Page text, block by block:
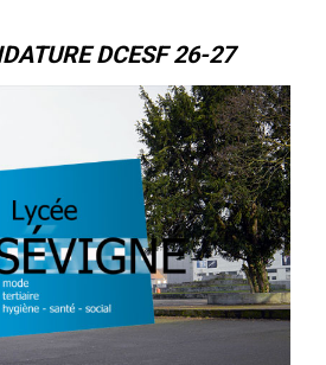
DCESF 26-27